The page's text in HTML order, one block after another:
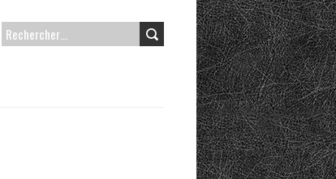
RECHERCHER :